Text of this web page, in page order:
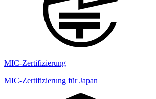
MIC-Zertifizierung
MIC-Zertifizierung für Japan